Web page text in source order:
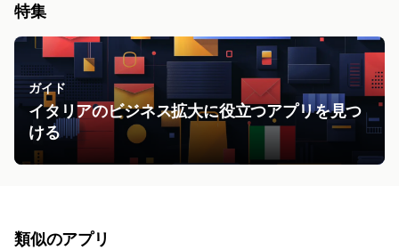
特集
ガイド
イタリアのビジネス拡大に役立つアプリを見つ
ける
類似のアプリ